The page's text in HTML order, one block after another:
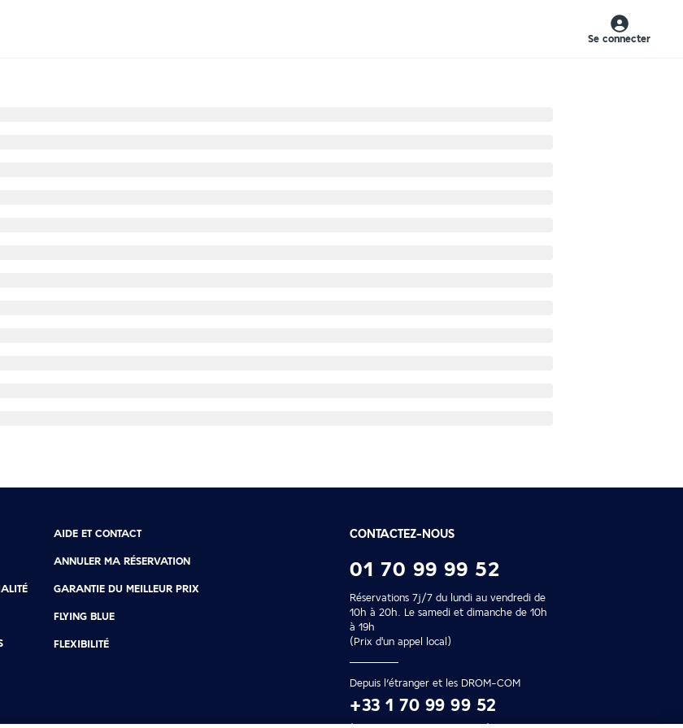
Se connecter
CONTACTEZ-NOUS
01 70 99 99 52
Réservations 7j/7 du lundi au vendredi de
10h à 20h. Le samedi et dimanche de 10h
à 19h
(Prix d'un appel local)
Depuis l’étranger et les DROM-COM
+33 1 70 99 99 52
AIDE ET CONTACT
ANNULER MA RÉSERVATION
GARANTIE DU MEILLEUR PRIX
FLYING BLUE
FLEXIBILITÉ